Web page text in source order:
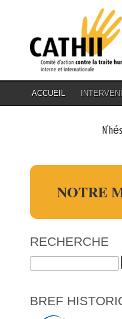
ACCUEIL
NOTRE
RECHERCHE
Rechercher
BREF